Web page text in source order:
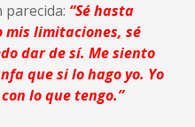
“Sé hasta
mis limitaciones, sé
dar de sí. Me siento
que si lo hago yo. Yo
lo que tengo.”